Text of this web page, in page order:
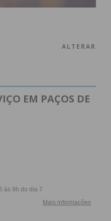
ALTERAR
EM PAÇOS DE